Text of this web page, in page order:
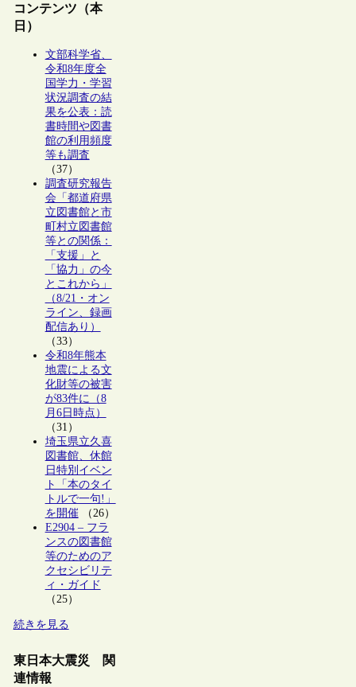
コンテンツ（本
日）
文部科学省、
令和8年度全
国学力・学習
状況調査の結
果を公表：読
書時間や図書
館の利用頻度
等も調査
（37）
調査研究報告
会「都道府県
立図書館と市
町村立図書館
等との関係：
「支援」と
「協力」の今
とこれから」
（8/21・オン
ライン、録画
配信あり）
（33）
令和8年熊本
地震による文
化財等の被害
が83件に（8
月6日時点）
（31）
埼玉県立久喜
図書館、休館
日特別イベン
ト「本のタイ
トルで一句!」
を開催（26）
E2904 – フラ
ンスの図書館
等のためのア
クセシビリテ
ィ・ガイド
（25）
続きを見る
東日本大震災 関
連情報